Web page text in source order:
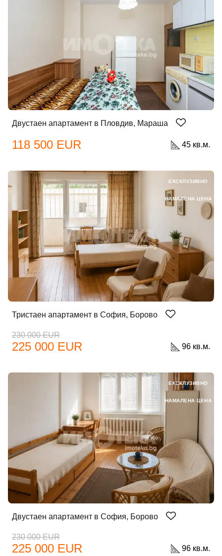
Двустаен апартамент в Пловдив, Мараша
118 500 EUR 45 кв.м.
Тристаен апартамент в София, Борово
230 000 EUR
225 000 EUR 96 кв.м.
ЕКСКЛУЗИВНО
НАМАЛЕНА ЦЕНА
Двустаен апартамент в София, Борово
230 000 EUR
225 000 EUR 96 кв.м.
ЕКСКЛУЗИВНО
НАМАЛЕНА ЦЕНА